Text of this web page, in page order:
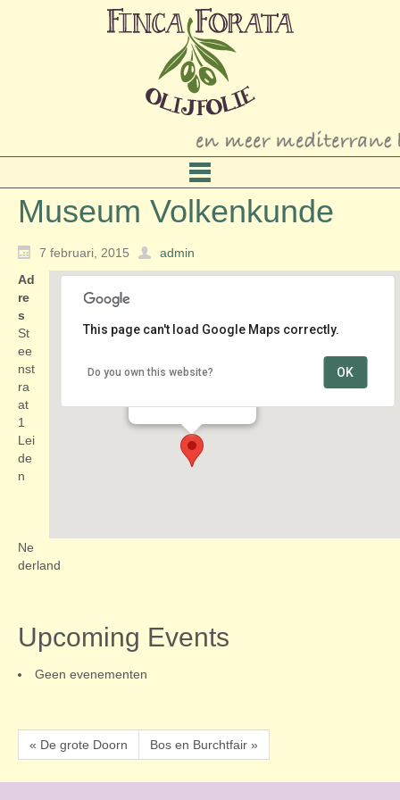
Museum Volkenkunde
7 februari, 2015 admin
Museum Volkenkunde
This page can't load Google Maps correctly.
Do you own this website? OK
Ad
re
s
St
ee
nst
ra
at
1
Lei
de
n
Ne
derland
Upcoming Events
Geen evenementen
« De grote Doorn Bos en Burchtfair »